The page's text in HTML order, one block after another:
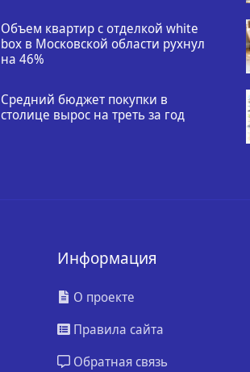
Объем квартир с отделкой white
box в Московской области рухнул
на 46%
Средний бюджет покупки в
столице вырос на треть за год
Информация
О проекте
Правила сайта
Обратная связь